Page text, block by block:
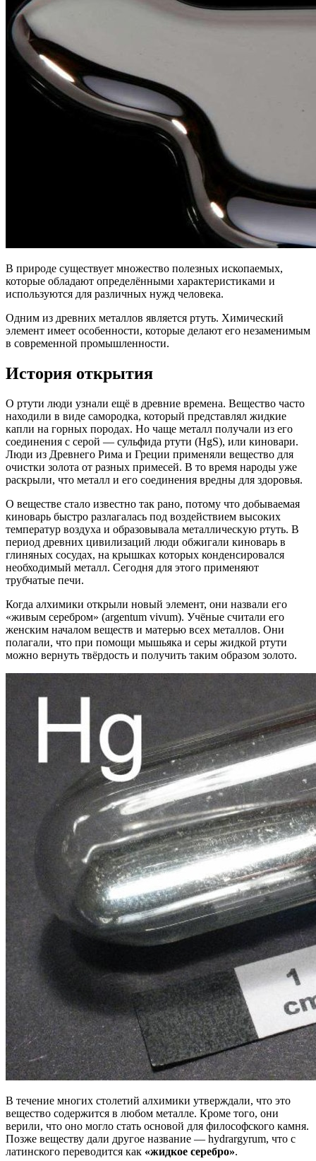
В природе существует множество полезных ископаемых,
которые обладают определёнными характеристиками и
используются для различных нужд человека.
Одним из древних металлов является ртуть. Химический
элемент имеет особенности, которые делают его незаменимым
в современной промышленности.
История открытия
О ртути люди узнали ещё в древние времена. Вещество часто
находили в виде самородка, который представлял жидкие
капли на горных породах. Но чаще металл получали из его
соединения с серой — сульфида ртути (HgS), или киновари.
Люди из Древнего Рима и Греции применяли вещество для
очистки золота от разных примесей. В то время народы уже
раскрыли, что металл и его соединения вредны для здоровья.
О веществе стало известно так рано, потому что добываемая
киноварь быстро разлагалась под воздействием высоких
температур воздуха и образовывала металлическую ртуть. В
период древних цивилизаций люди обжигали киноварь в
глиняных сосудах, на крышках которых конденсировался
необходимый металл. Сегодня для этого применяют
трубчатые печи.
Когда алхимики открыли новый элемент, они назвали его
«живым серебром» (argentum vivum). Учёные считали его
женским началом веществ и матерью всех металлов. Они
полагали, что при помощи мышьяка и серы жидкой ртути
можно вернуть твёрдость и получить таким образом золото.
В течение многих столетий алхимики утверждали, что это
вещество содержится в любом металле. Кроме того, они
верили, что оно могло стать основой для философского камня.
Позже веществу дали другое название — hydrargyrum, что с
латинского переводится как «жидкое серебро».